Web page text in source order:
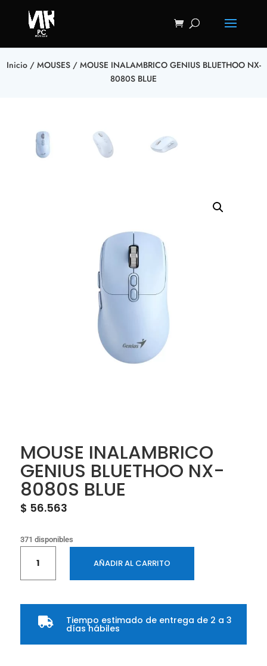
Inicio/ MOUSES/ MOUSE INALAMBRICO GENIUS BLUETHOO NX-
8080S BLUE
MOUSE INALAMBRICO
GENIUS BLUETHOO NX-
8080S BLUE
$ 56.563
371 disponibles
INALAMBRICO
GENIUS
NX-
cantidad
AÑADIR AL CARRITO
 Tiempo estimado de entrega de 2 a 3
días hábiles